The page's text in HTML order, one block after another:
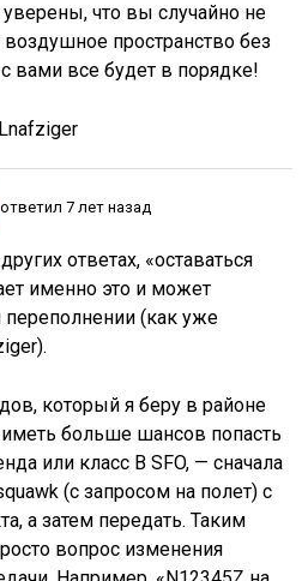
уверены, что вы случайно не
воздушное пространство без
вами все будет в порядке!
Lnafziger
ответил 7 лет назад
ответах, «оставаться
именно это и может
переполнении (как уже
который я беру в районе
больше шансов попасть
или класс B SFO, — сначала
(с запросом на полет) с
а затем передать. Таким
вопрос изменения